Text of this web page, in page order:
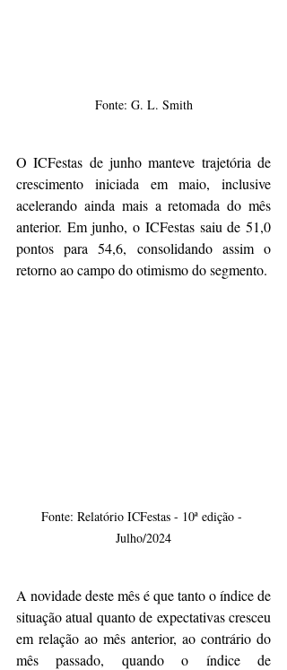
Fonte: G. L. Smith
O ICFestas de junho manteve trajetória de
crescimento iniciada em maio, inclusive
acelerando ainda mais a retomada do mês
anterior. Em junho, o ICFestas saiu de 51,0
pontos para 54,6, consolidando assim o
retorno ao campo do otimismo do segmento.
Fonte: Relatório ICFestas - 10ª edição -
Julho/2024
A novidade deste mês é que tanto o índice de
situação atual quanto de expectativas cresceu
em relação ao mês anterior, ao contrário do
mês passado, quando o índice de